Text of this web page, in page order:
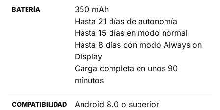
BATERÍA
350 mAh
Hasta 21 días de autonomía
Hasta 15 días en modo normal
Hasta 8 días con modo Always on
Display
Carga completa en unos 90
minutos
COMPATIBILIDAD
Android 8.0 o superior